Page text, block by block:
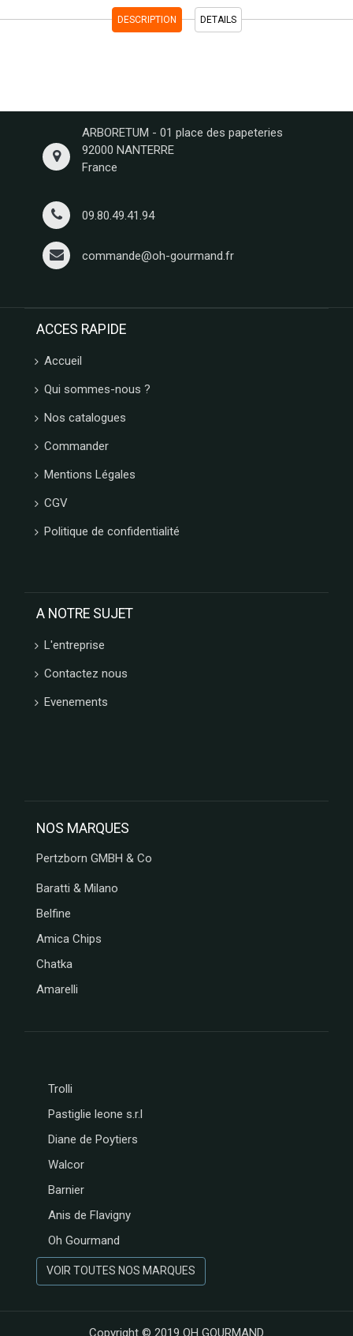
DESCRIPTION DETAILS
ARBORETUM - 01 place des papeteries
92000 NANTERRE
France
09.80.49.41.94
commande@oh-gourmand.fr
ACCES RAPIDE
Accueil
Qui sommes-nous ?
Nos catalogues
Commander
Mentions Légales
CGV
Politique de confidentialité
A NOTRE SUJET
L'entreprise
Contactez nous
Evenements
NOS MARQUES
Pertzborn GMBH & Co
Baratti & Milano
Belfine
Amica Chips
Chatka
Amarelli
Trolli
Pastiglie leone s.r.l
Diane de Poytiers
Walcor
Barnier
Anis de Flavigny
Oh Gourmand
VOIR TOUTES NOS MARQUES
Copyright © 2019 OH GOURMAND